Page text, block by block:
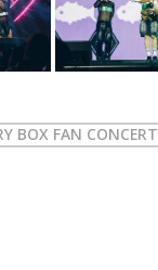
BOX FAN CONCERT